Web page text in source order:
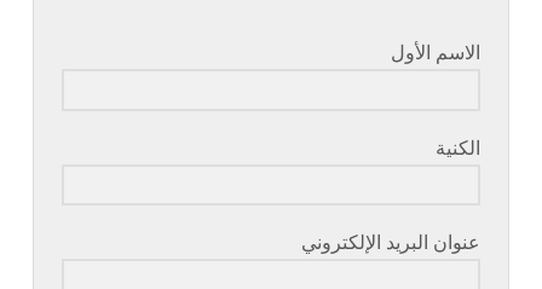
الاسم الأول
الكنية
عنوان البريد الإلكتروني